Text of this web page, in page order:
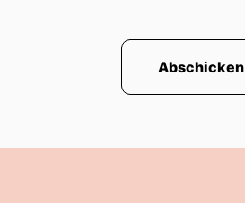
Abschicken